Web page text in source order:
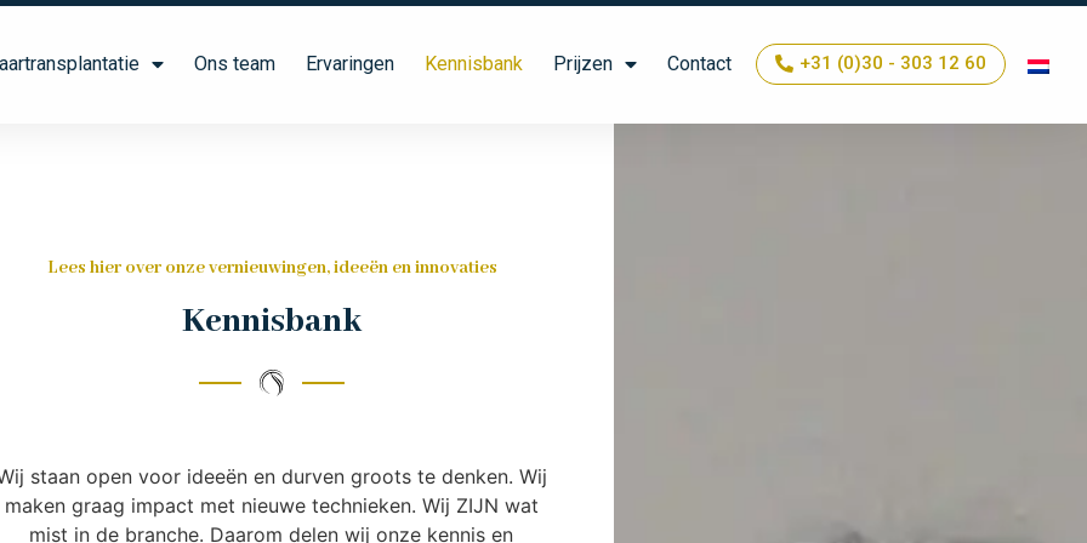
Ons team Ervaringen Kennisbank Prijzen Contact +31 (0)30 - 303 12 60
Lees hier over onze vernieuwingen, ideeën en innovaties
Kennisbank
staan open voor ideeën en durven groots te denken. Wij
maken graag impact met nieuwe technieken. Wij ZIJN wat
mist in de branche. Daarom delen wij onze kennis en